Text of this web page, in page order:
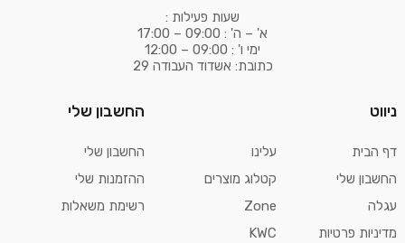
שעות פעילות :
א' – ה' : 09:00 – 17:00
ימי ו' : 09:00 – 12:00
כתובת: אשדוד העבודה 29
ניווט
דף הבית
החשבון שלי
עגלה
מדיניות פרטיות
עלינו
קטלוג מוצרים
Zone
KWC
החשבון שלי
החשבון שלי
ההזמנות שלי
רשימת משאלות